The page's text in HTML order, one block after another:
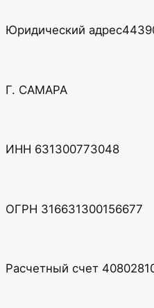
Юридический
Г. САМАРА
ИНН 631300773048
ОГРН 316631300156677
Расчетный счет